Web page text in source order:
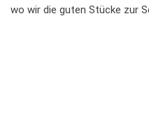
wo wir die guten Stücke zur